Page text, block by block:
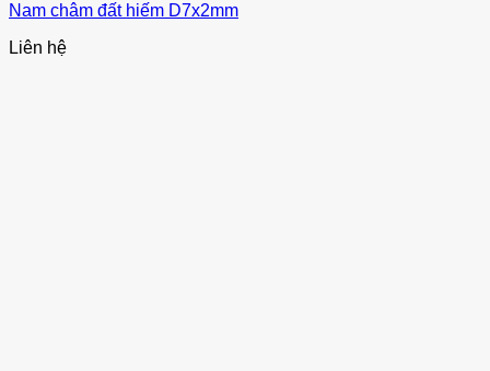
Nam châm đất hiếm D7x2mm
Liên hệ